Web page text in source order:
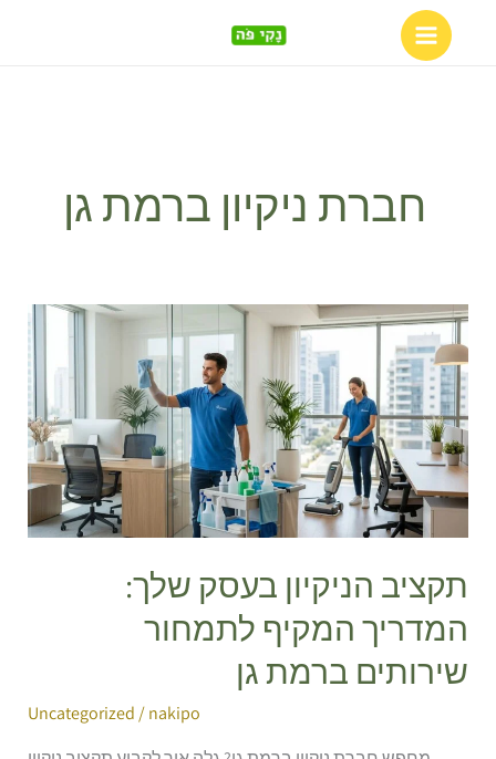
חברת ניקיון ברמת גן
תקציב הניקיון בעסק שלך:
המדריך המקיף לתמחור
שירותים ברמת גן
Uncategorized /nakipo
תקציב
הניקיון
בעסק
שלך:
המדריך
המקיף
לתמחור
שירותים